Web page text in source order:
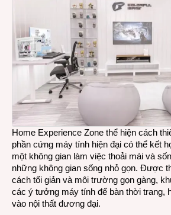
Home Experience Zone thể hiện cách
phần cứng máy tính hiện đại có thể kết
một không gian làm việc thoải mái và
những không gian sống nhỏ gọn. Được
cách tối giản và môi trường gọn gàng,
các ý tưởng máy tính để bàn thời trang,
vào nội thất đương đại.